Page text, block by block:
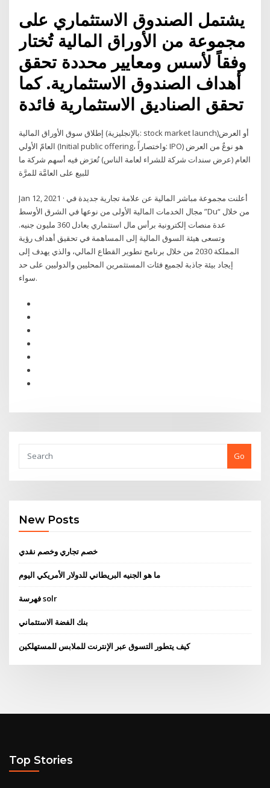
يشتمل الصندوق الاستثماري على
مجموعة من الأوراق المالية تُختار
وفقاً لأسس ومعايير محددة تحقق
أهداف الصندوق الاستثمارية. كما
إطلاق سوق الأوراق المالية (بالإنجليزية: stock market launch)‏ أو العرض
العامّ الأولي (Initial public offering، واختصاراً: IPO) هو نوعٌ من العرض
العام (عرض سندات شركة للشراء لعامة الناس) تُعرَض فيه أسهم شركة ما
للبيع على العامَّة للمرَّة
Jan 12, 2021 · أعلنت مجموعة مباشر المالية عن علامة تجارية جديدة في
مجال الخدمات المالية الأولى من نوعها في الشرق الأوسط ”Du“ من خلال
عدة منصات إلكترونية برأس مال استثماري يعادل 360 مليون جنيه.
وتسعى هيئة السوق المالية إلى المساهمة في تحقيق أهداف رؤية
المملكة 2030 من خلال برنامج تطوير القطاع المالي، والذي يهدف إلى
إيجاد بيئة جاذبة لجميع فئات المستثمرين المحليين والدوليين على حد
سواء.
Go
New Posts
خصم تجاري وخصم نقدي
ما هو الجنيه البريطاني للدولار الأمريكي اليوم
فهرسة solr
بنك الفضة الاستئماني
كيف يتطور التسوق عبر الإنترنت للملابس للمستهلكين
Top Stories